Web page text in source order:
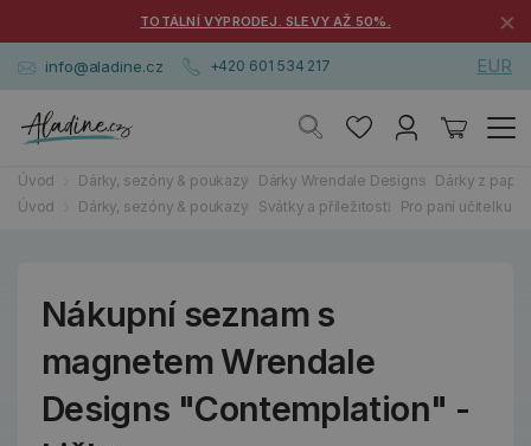
TOTÁLNÍ VÝPRODEJ. SLEVY AŽ 50%. ×
info@aladine.cz +420 601 534 217 EUR
Úvod Dárky, sezóny & poukazy Dárky Wrendale Designs Dárky z
Úvod
Dárky, sezóny & poukazy Svátky a příležitosti Pro paní učitelku a
Nákupní seznam s
magnetem Wrendale
Designs "Contemplation" -